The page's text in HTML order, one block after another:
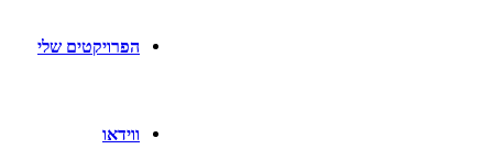
הפרויקטים שלי
ווידאו